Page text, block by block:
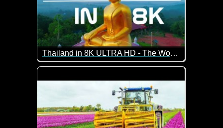
Thailand in 8K ULTRA HD - The World's Largest Buddha
Super schöne Eindrücke von Thailand. Falls du